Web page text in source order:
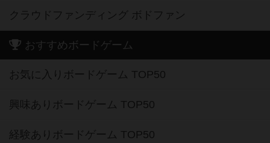
クラウドファンディング ボドファン
おすすめボードゲーム
お気に入りボードゲーム TOP50
興味ありボードゲーム TOP50
経験ありボードゲーム TOP50